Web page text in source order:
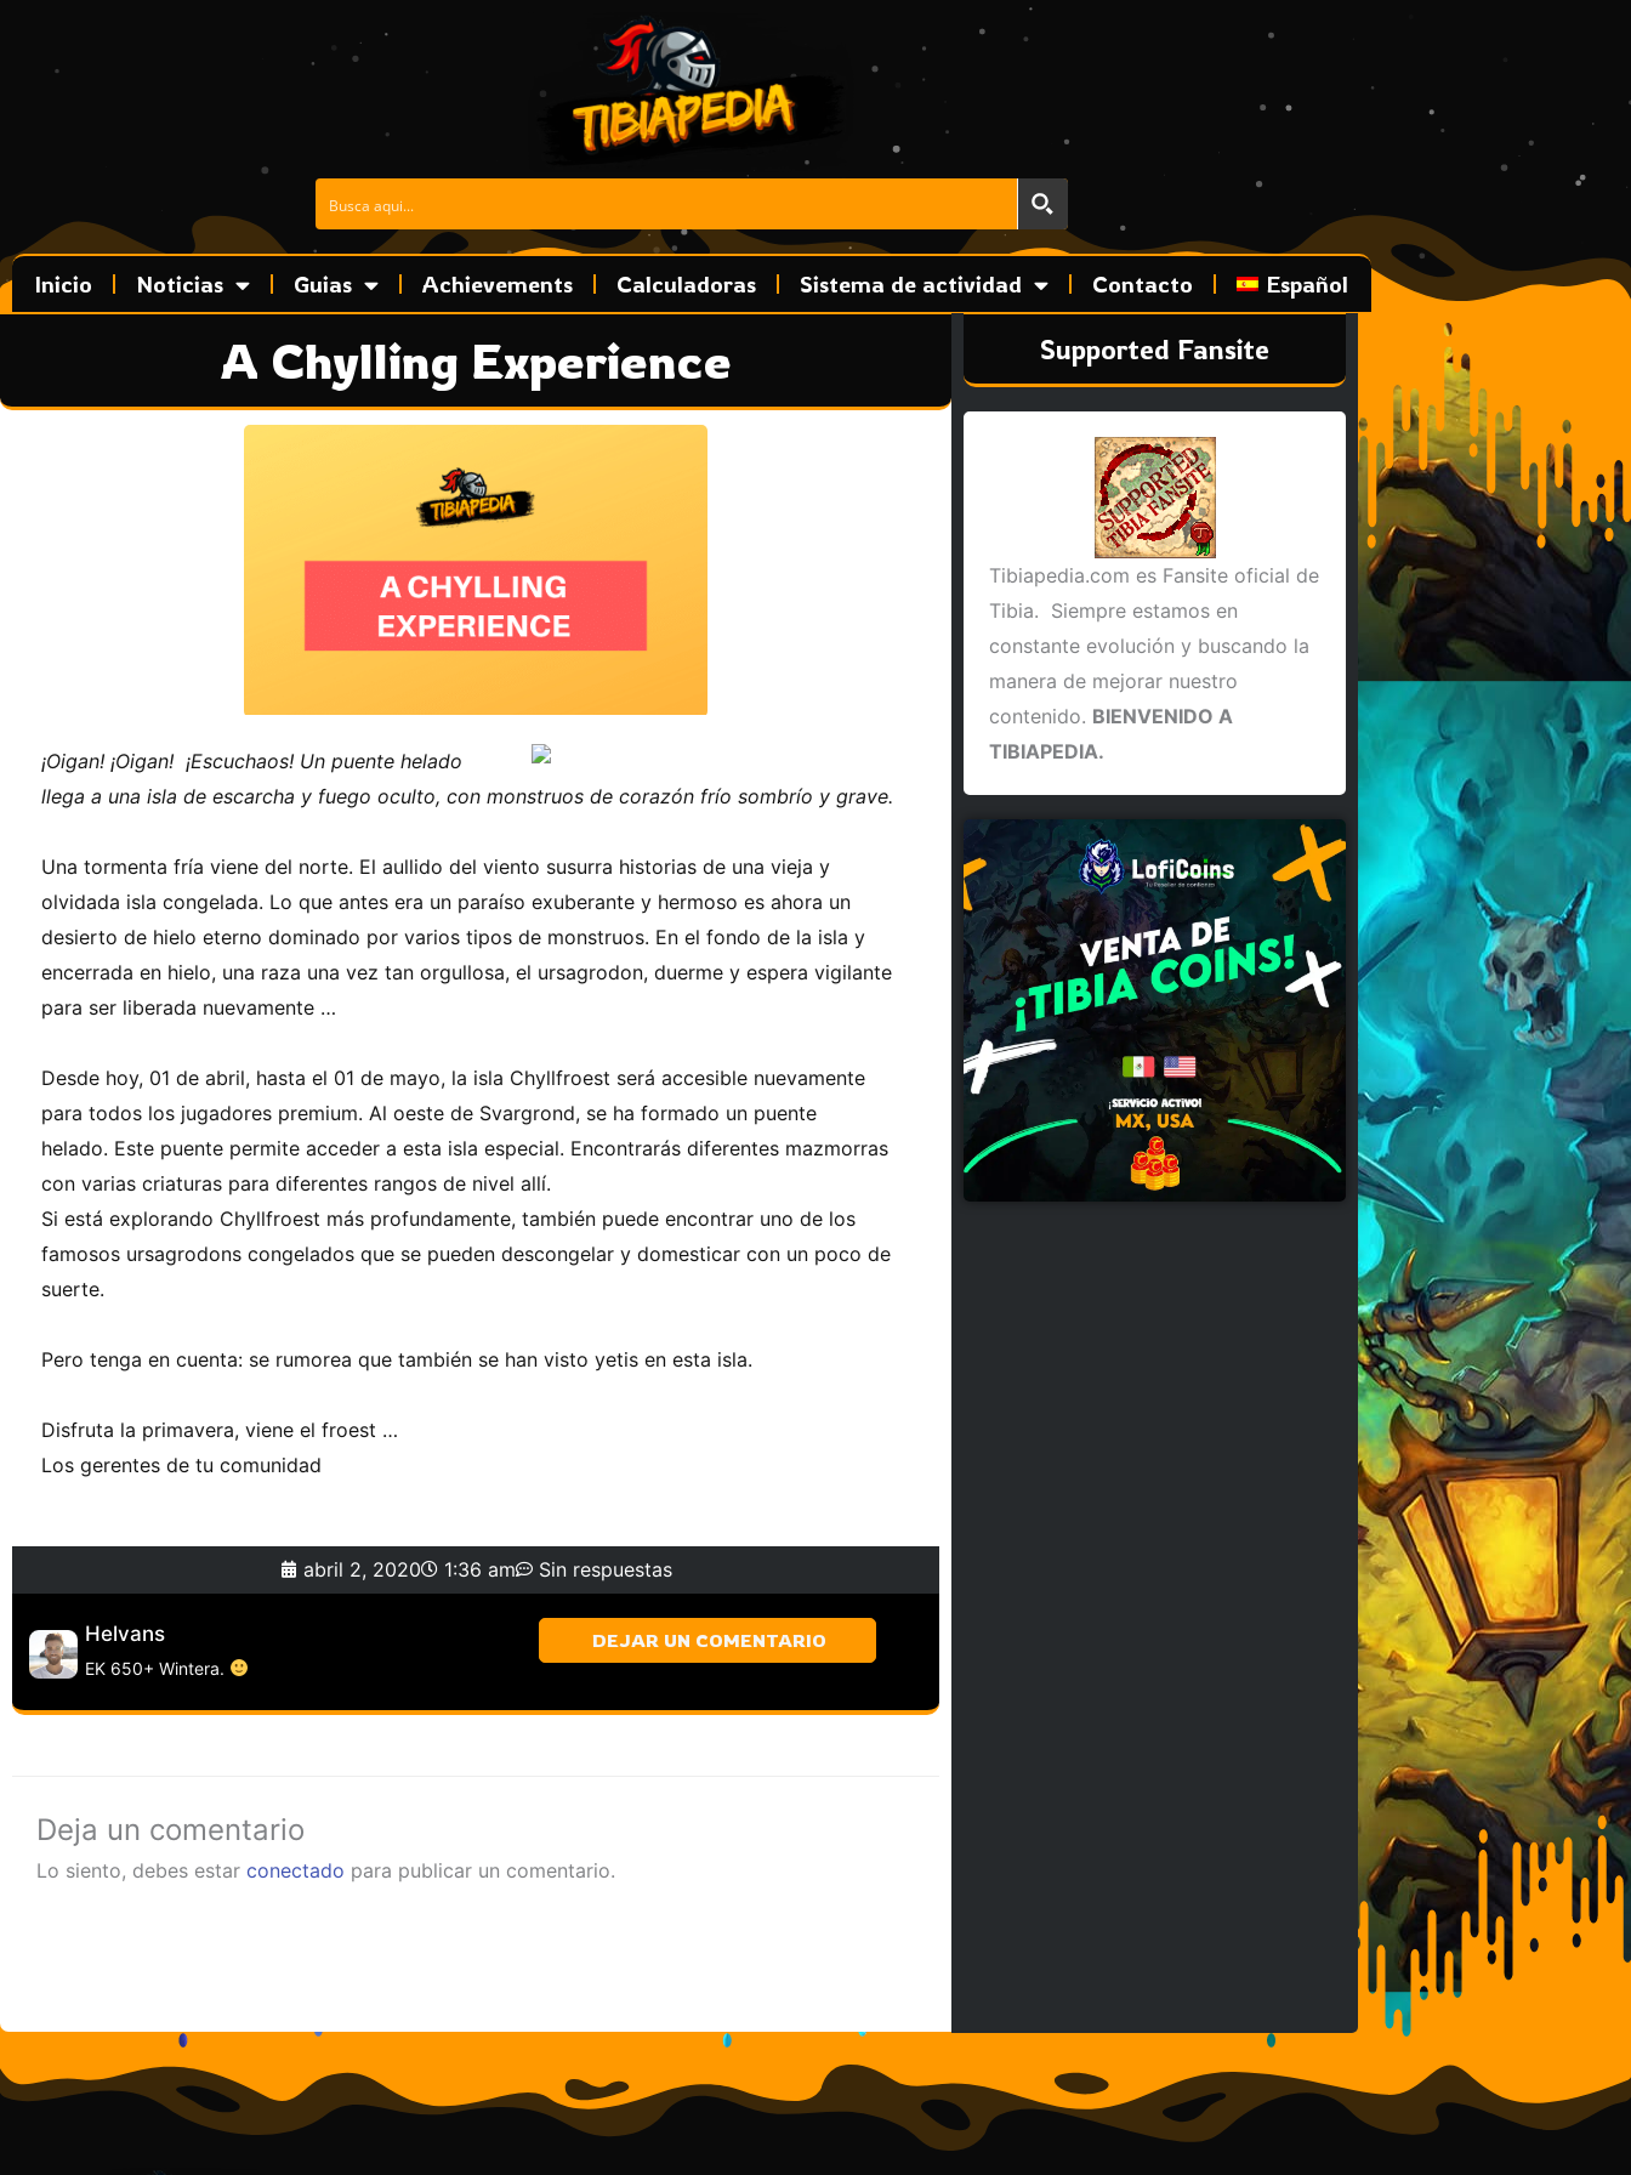
Inicio Noticias Guias Achievements Calculadoras Sistema de actividad Contacto Español
A Chylling Experience
¡Oigan! ¡Oigan! ¡Escuchaos! Un puente helado
llega a una isla de escarcha y fuego oculto, con monstruos de corazón frío sombrío y grave.
Una tormenta fría viene del norte. El aullido del viento susurra historias de una vieja y
olvidada isla congelada. Lo que antes era un paraíso exuberante y hermoso es ahora un
desierto de hielo eterno dominado por varios tipos de monstruos. En el fondo de la isla y
encerrada en hielo, una raza una vez tan orgullosa, el ursagrodon, duerme y espera vigilante
para ser liberada nuevamente …
Desde hoy, 01 de abril, hasta el 01 de mayo, la isla Chyllfroest será accesible nuevamente
para todos los jugadores premium. Al oeste de Svargrond, se ha formado un puente
helado. Este puente permite acceder a esta isla especial. Encontrarás diferentes mazmorras
con varias criaturas para diferentes rangos de nivel allí.
Si está explorando Chyllfroest más profundamente, también puede encontrar uno de los
famosos ursagrodons congelados que se pueden descongelar y domesticar con un poco de
suerte.
Pero tenga en cuenta: se rumorea que también se han visto yetis en esta isla.
Disfruta la primavera, viene el froest …
Los gerentes de tu comunidad
abril 2, 2020 1:36 am Sin respuestas
Helvans
EK 650+ Wintera.
DEJAR UN COMENTARIO
Deja un comentario
Lo siento, debes estar conectado para publicar un comentario.
Supported Fansite
Tibiapedia.com es Fansite oficial de
Tibia. Siempre estamos en
constante evolución y buscando la
manera de mejorar nuestro
contenido. BIENVENIDO A
TIBIAPEDIA.